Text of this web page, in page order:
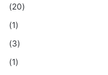
(20)
(1)
(3)
(1)